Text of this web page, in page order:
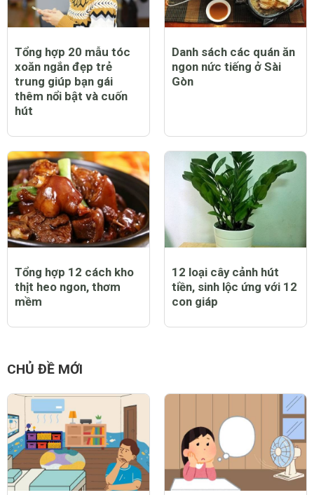
Tổng hợp 20 mẫu tóc
xoăn ngắn đẹp trẻ
trung giúp bạn gái
thêm nổi bật và cuốn
hút
Danh sách các quán ăn
ngon nức tiếng ở Sài
Gòn
Tổng hợp 12 cách kho
thịt heo ngon, thơm
mềm
12 loại cây cảnh hút
tiền, sinh lộc ứng với 12
con giáp
CHỦ ĐỀ MỚI